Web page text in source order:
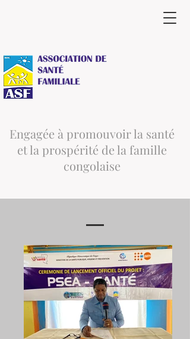
Engagée à promouvoir la santé
et la prospérité de la famille
congolaise